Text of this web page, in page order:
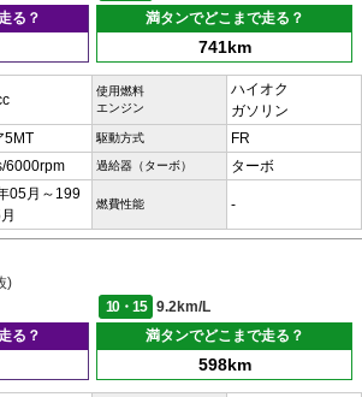
る？
満タンでどこまで走る？
741km
使用燃料
エンジン
ハイオク
ガソリン
5MT 駆動方式 FR
6000rpm 過給器（ターボ） ターボ
05月～199
燃費性能 -
)
10・15
9.2km/L
る？
満タンでどこまで走る？
598km